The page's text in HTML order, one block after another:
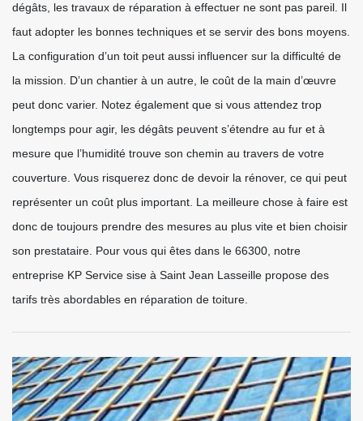
dégâts, les travaux de réparation à effectuer ne sont pas pareil. Il
faut adopter les bonnes techniques et se servir des bons moyens.
La configuration d’un toit peut aussi influencer sur la difficulté de
la mission. D’un chantier à un autre, le coût de la main d’œuvre
peut donc varier. Notez également que si vous attendez trop
longtemps pour agir, les dégâts peuvent s’étendre au fur et à
mesure que l’humidité trouve son chemin au travers de votre
couverture. Vous risquerez donc de devoir la rénover, ce qui peut
représenter un coût plus important. La meilleure chose à faire est
donc de toujours prendre des mesures au plus vite et bien choisir
son prestataire. Pour vous qui êtes dans le 66300, notre
entreprise KP Service sise à Saint Jean Lasseille propose des
tarifs très abordables en réparation de toiture.